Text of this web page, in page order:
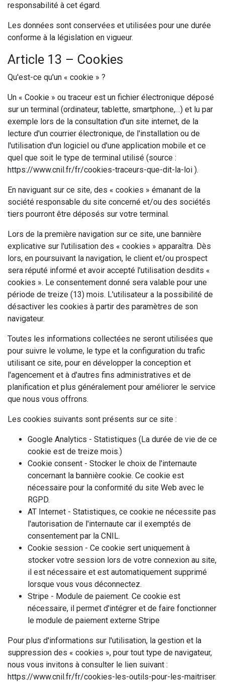
responsabilité à cet égard.
Les données sont conservées et utilisées pour une durée
conforme à la législation en vigueur.
Article 13 – Cookies
Qu'est-ce qu'un « cookie » ?
Un « Cookie » ou traceur est un fichier électronique déposé
sur un terminal (ordinateur, tablette, smartphone,…) et lu par
exemple lors de la consultation d'un site internet, de la
lecture d'un courrier électronique, de l'installation ou de
l'utilisation d'un logiciel ou d'une application mobile et ce
quel que soit le type de terminal utilisé (source :
https://www.cnil.fr/fr/cookies-traceurs-que-dit-la-loi ).
En naviguant sur ce site, des « cookies » émanant de la
société responsable du site concerné et/ou des sociétés
tiers pourront être déposés sur votre terminal.
Lors de la première navigation sur ce site, une bannière
explicative sur l'utilisation des « cookies » apparaîtra. Dès
lors, en poursuivant la navigation, le client et/ou prospect
sera réputé informé et avoir accepté l'utilisation desdits «
cookies ». Le consentement donné sera valable pour une
période de treize (13) mois. L'utilisateur a la possibilité de
désactiver les cookies à partir des paramètres de son
navigateur.
Toutes les informations collectées ne seront utilisées que
pour suivre le volume, le type et la configuration du trafic
utilisant ce site, pour en développer la conception et
l'agencement et à d'autres fins administratives et de
planification et plus généralement pour améliorer le service
que nous vous offrons.
Les cookies suivants sont présents sur ce site :
Google Analytics - Statistiques (La durée de vie de ce
cookie est de treize mois.)
Cookie consent - Stocker le choix de l'internaute
concernant la bannière cookie. Ce cookie est
nécessaire pour la conformité du site Web avec le
RGPD.
AT Internet - Statistiques, ce cookie ne nécessite pas
l'autorisation de l'internaute car il exemptés de
consentement par la CNIL.
Cookie session - Ce cookie sert uniquement à
stocker votre session lors de votre connexion au site,
il est nécessaire et est automatiquement supprimé
lorsque vous vous déconnectez.
Stripe - Module de paiement. Ce cookie est
nécessaire, il permet d'intégrer et de faire fonctionner
le module de paiement externe Stripe
Pour plus d'informations sur l'utilisation, la gestion et la
suppression des « cookies », pour tout type de navigateur,
nous vous invitons à consulter le lien suivant :
https://www.cnil.fr/fr/cookies-les-outils-pour-les-maitriser.